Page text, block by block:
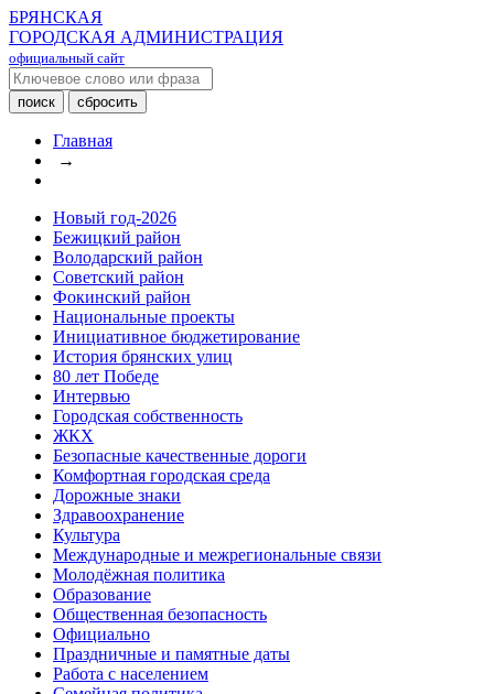
БРЯНСКАЯ
ГОРОДСКАЯ АДМИНИСТРАЦИЯ
официальный сайт
Главная
→
Новый год-2026
Бежицкий район
Володарский район
Советский район
Фокинский район
Национальные проекты
Инициативное бюджетирование
История брянских улиц
80 лет Победе
Интервью
Городская собственность
ЖКХ
Безопасные качественные дороги
Комфортная городская среда
Дорожные знаки
Здравоохранение
Культура
Международные и межрегиональные связи
Молодёжная политика
Образование
Общественная безопасность
Официально
Праздничные и памятные даты
Работа с населением